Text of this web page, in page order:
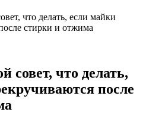
что делать, если майки
стирки и отжима
совет, что делать,
после